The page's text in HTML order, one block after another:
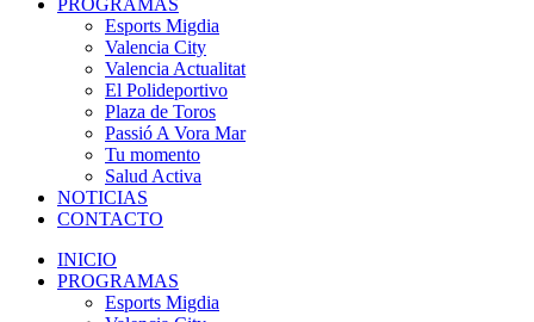
Esports Migdia
Valencia City
Valencia Actualitat
El Polideportivo
Plaza de Toros
Passió A Vora Mar
Tu momento
Salud Activa
NOTICIAS
CONTACTO
INICIO
PROGRAMAS
Esports Migdia